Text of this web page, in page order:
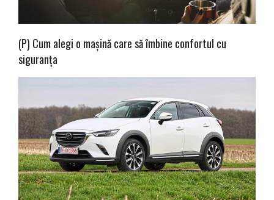
(P) Cum alegi o mașină care să îmbine confortul cu
siguranța